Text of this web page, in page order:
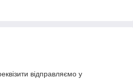
відправляємо у